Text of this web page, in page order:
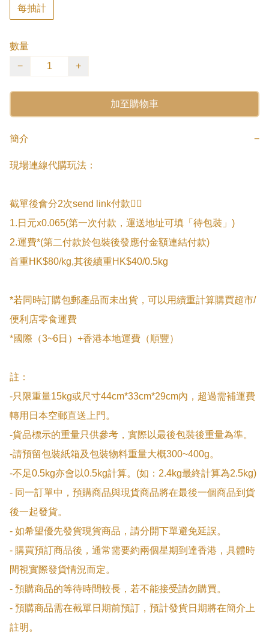
每抽計
數量
−
+
加至購物車
簡介 −
現場連線代購玩法：
截單後會分2次send link付款👇🏻
1.日元x0.065(第一次付款，運送地址可填「待包裝」)
2.運費*(第二付款於包裝後發應付金額連結付款)
首重HK$80/kg,其後續重HK$40/0.5kg
*若同時訂購包郵產品而未出貨，可以用續重計算購買超市/
便利店零食運費
*國際（3~6日）+香港本地運費（順豐）
註：
-只限重量15kg或尺寸44cm*33cm*29cm內，超過需補運費
轉用日本空郵直送上門。
-貨品標示的重量只供參考，實際以最後包裝後重量為準。
-請預留包裝紙箱及包裝物料重量大概300~400g。
-不足0.5kg亦會以0.5kg計算。(如：2.4kg最終計算為2.5kg)
- 同一訂單中，預購商品與現貨商品將在最後一個商品到貨
後一起發貨。
- 如希望優先發貨現貨商品，請分開下單避免延誤。
- 購買預訂商品後，通常需要約兩個星期到達香港，具體時
間視實際發貨情況而定。
- 預購商品的等待時間較長，若不能接受請勿購買。
- 預購商品需在截單日期前預訂，預計發貨日期將在簡介上
註明。